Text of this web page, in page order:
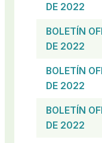
DE 2022
BOLETÍN
DE 2022
BOLETÍN
DE 2022
BOLETÍN
DE 2022